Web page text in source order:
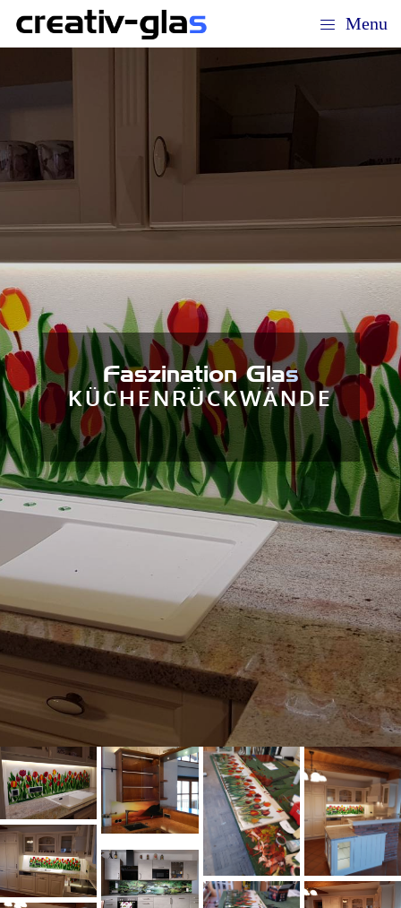
Menu
Faszination Glas
KÜCHENRÜCKWÄNDE